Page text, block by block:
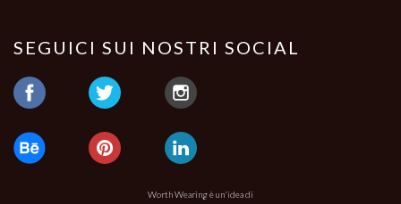
SEGUICI SUI NOSTRI SOCIAL
Worth Wearing è un'idea di